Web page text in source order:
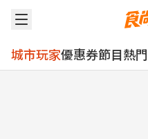
城市玩家優惠券節目熱門